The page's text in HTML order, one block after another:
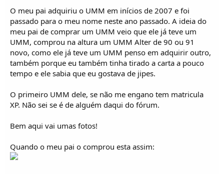
s
O meu pai adquiriu o UMM em inícios de 2007 e foi
passado para o meu nome neste ano passado. A ideia do
meu pai de comprar um UMM veio que ele já teve um
UMM, comprou na altura um UMM Alter de 90 ou 91
novo, como ele já teve um UMM penso em adquirir outro,
também porque eu também tinha tirado a carta a pouco
tempo e ele sabia que eu gostava de jipes.
O primeiro UMM dele, se não me engano tem matricula
XP. Não sei se é de alguém daqui do fórum.
Bem aqui vai umas fotos!
Quando o meu pai o comprou esta assim: